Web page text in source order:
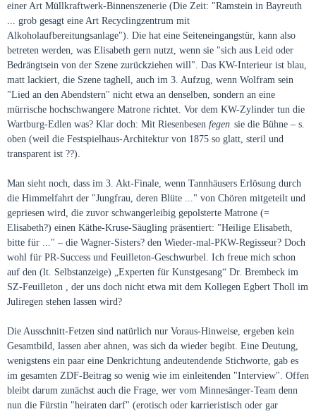
einer Art Müllkraftwerk-Binnenszenerie (Die Zeit: "Ramstein in Bayreuth
... grob gesagt eine Art Recyclingzentrum mit
Alkoholaufbereitungsanlage"). Die hat eine Seiteneingangstür, kann also
betreten werden, was Elisabeth gern nutzt, wenn sie "sich aus Leid oder
Bedrängtsein von der Szene zurückziehen will". Das KW-Interieur ist blau,
matt lackiert, die Szene taghell, auch im 3. Aufzug, wenn Wolfram sein
"Lied an den Abendstern" nicht etwa an denselben, sondern an eine
mürrische hochschwangere Matrone richtet. Vor dem KW-Zylinder tun die
Wartburg-Edlen was? Klar doch: Mit Riesenbesen fegen sie die Bühne – s.
oben (weil die Festspielhaus-Architektur von 1875 so glatt, steril und
transparent ist ??).
Man sieht noch, dass im 3. Akt-Finale, wenn Tannhäusers Erlösung durch
die Himmelfahrt der "Jungfrau, deren Blüte ..." von Chören mitgeteilt und
gepriesen wird, die zuvor schwangerleibig gepolsterte Matrone (=
Elisabeth?) einen Käthe-Kruse-Säugling präsentiert: "Heilige Elisabeth,
bitte für ..." – die Wagner-Sisters? den Wieder-mal-PKW-Regisseur? Doch
wohl für PR-Success und Feuilleton-Geschwurbel. Ich freue mich schon
auf den (lt. Selbstanzeige) „Experten für Kunstgesang“ Dr. Brembeck im
SZ-Feuilleton , der uns doch nicht etwa mit dem Kollegen Egbert Tholl im
Juliregen stehen lassen wird?
Die Ausschnitt-Fetzen sind natürlich nur Voraus-Hinweise, ergeben kein
Gesamtbild, lassen aber ahnen, was sich da wieder begibt. Eine Deutung,
wenigstens ein paar eine Denkrichtung andeutendende Stichworte, gab es
im gesamten ZDF-Beitrag so wenig wie im einleitenden "Interview". Offen
bleibt darum zunächst auch die Frage, wer vom Minnesänger-Team denn
nun die Fürstin "heiraten darf" (erotisch oder karrieristisch oder gar